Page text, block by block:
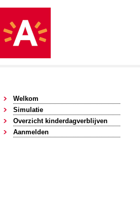
Welkom
Simulatie
Overzicht kinderdagverblijven
Aanmelden